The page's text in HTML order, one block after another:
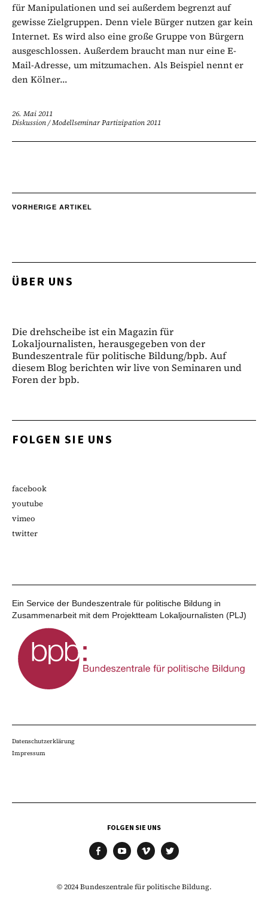
für Manipulationen und sei außerdem begrenzt auf
gewisse Zielgruppen. Denn viele Bürger nutzen gar kein
Internet. Es wird also eine große Gruppe von Bürgern
ausgeschlossen. Außerdem braucht man nur eine E-
Mail-Adresse, um mitzumachen. Als Beispiel nennt er
den Kölner...
26. Mai 2011
Diskussion/Modellseminar Partizipation 2011
VORHERIGE ARTIKEL
ÜBER UNS
Die drehscheibe ist ein Magazin für
Lokaljournalisten, herausgegeben von der
Bundeszentrale für politische Bildung/bpb. Auf
diesem Blog berichten wir live von Seminaren und
Foren der bpb.
FOLGEN SIE UNS
facebook
youtube
vimeo
twitter
Ein Service der Bundeszentrale für politische Bildung in
Zusammenarbeit mit dem Projektteam Lokaljournalisten (PLJ)
Datenschutzerklärung
Impressum
FOLGEN SIE UNS
© 2024 Bundeszentrale für politische Bildung